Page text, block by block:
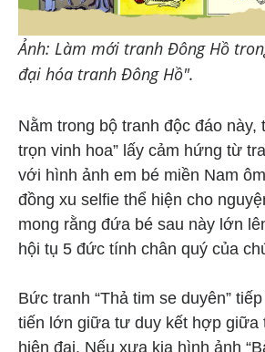
Ảnh: Làm mới tranh Đông Hồ
đại hóa tranh Đông Hồ".
Nằm trong bộ tranh độc đáo này,
trọn vinh hoa” lấy cảm hứng từ
với hình ảnh em bé miền Nam
đồng xu selfie thể hiện cho
mong rằng đứa bé sau này lớn
hội tụ 5 đức tính chân quý của
Bức tranh “Thả tim se duyên”
tiến lớn giữa tư duy kết hợp giữa
hiện đại. Nếu xưa kia hình ảnh